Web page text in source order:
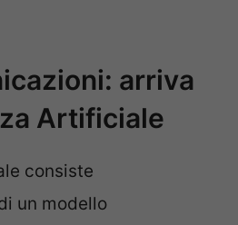
arriva
Artificiale
consiste
un modello